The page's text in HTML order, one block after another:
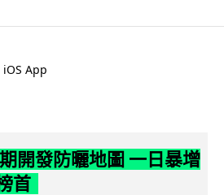
iOS App
開發防曬地圖 一日暴增
首